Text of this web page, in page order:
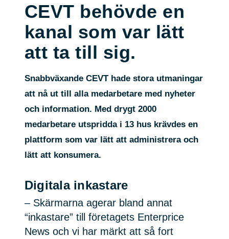
CEVT behövde en
kanal som var lätt
att ta till sig.
Snabbväxande CEVT hade stora utmaningar
att nå ut till alla medarbetare med nyheter
och information. Med drygt 2000
medarbetare utspridda i 13 hus krävdes en
plattform som var lätt att administrera och
lätt att konsumera.
Digitala inkastare
– Skärmarna agerar bland annat
“inkastare” till företagets Enterprice
News och vi har märkt att så fort